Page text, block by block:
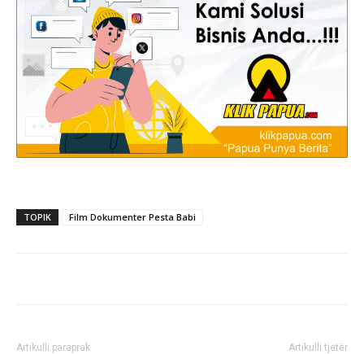
TOPIK Film Dokumenter Pesta Babi
Artikulli paraprak Artikulli tjetër